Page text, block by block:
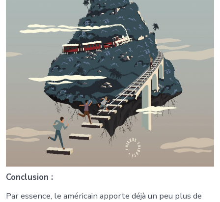
Conclusion :
Par essence, le américain apporte déjà un peu plus de